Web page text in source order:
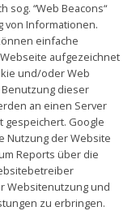
sog. “Web Beacons“
von Informationen.
einfache
aufgezeichnet
und/oder Web
dieser
an einen Server
gespeichert. Google
Nutzung der Website
Reports über die
Websitenutzung und
zu erbringen.